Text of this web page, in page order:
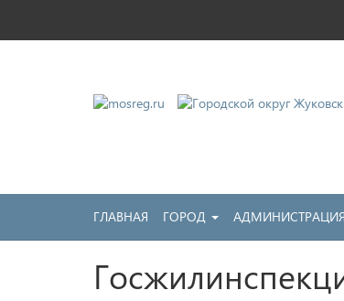
ГЛАВНАЯ ГОРОД АДМИНИСТРАЦИЯ